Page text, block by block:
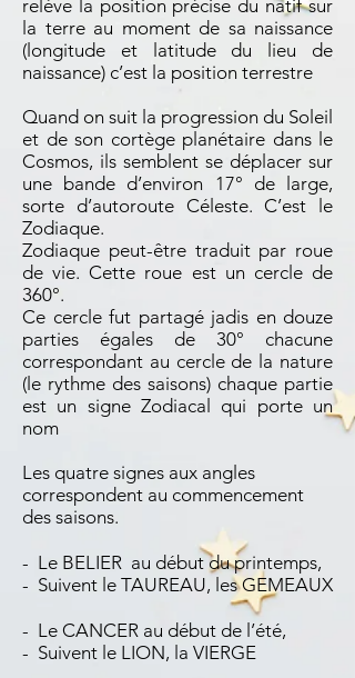
relève la position précise du natif sur
la terre au moment de sa naissance
(longitude et latitude du lieu de
naissance) c’est la position terrestre
Quand on suit la progression du Soleil
et de son cortège planétaire dans le
Cosmos, ils semblent se déplacer sur
une bande d’environ 17° de large,
sorte d’autoroute Céleste. C’est le
Zodiaque.
Zodiaque peut-être traduit par roue
de vie. Cette roue est un cercle de
360°.
Ce cercle fut partagé jadis en douze
parties égales de 30° chacune
correspondant au cercle de la nature
(le rythme des saisons) chaque partie
est un signe Zodiacal qui porte un
nom
Les quatre signes aux angles
correspondent au commencement
des saisons.
- Le BELIER au début du printemps,
- Suivent le TAUREAU, les GEMEAUX
- Le CANCER au début de l’été,
- Suivent le LION, la VIERGE